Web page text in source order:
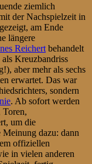
ziemlich
der Nachspielzeit in
am Ende
längere
Reichert behandelt
Kreuzbandriss
aber mehr als sechs
erwartet. Das war
sondern
. Ab sofort werden
Toren,
um die
dazu: dann
offiziellen
in vielen anderen